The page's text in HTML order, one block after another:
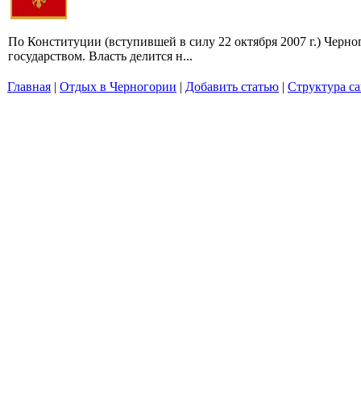
По Конституции (вступившей в силу 22 октября 2007 г.)
государством. Власть делится н...
Главная | Отдых в Черногории | Добавить статью | Структура